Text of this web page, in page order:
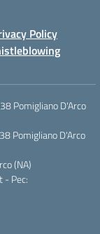
Policy
Pomigliano D'Arco
Pomigliano D'Arco
(NA)
- Pec: